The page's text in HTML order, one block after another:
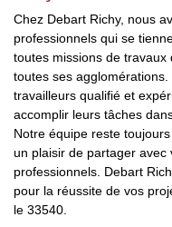
Chez Debart Richy, nous
professionnels qui se
toutes missions de
toutes ses
travailleurs qualifié et
accomplir leurs tâches
Notre équipe reste
un plaisir de partager avec
professionnels. Debart
pour la réussite de vos
le 33540.